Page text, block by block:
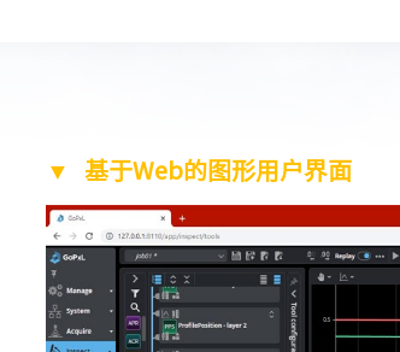
▼ 基于Web的图形用户界面